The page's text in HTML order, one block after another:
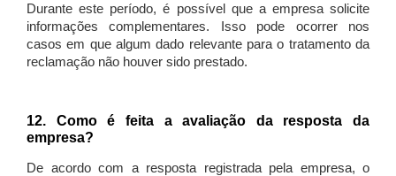
Durante este período, é possível que a empresa solicite
informações complementares. Isso pode ocorrer nos
casos em que algum dado relevante para o tratamento da
reclamação não houver sido prestado.
12. Como é feita a avaliação da resposta da
empresa?
De acordo com a resposta registrada pela empresa, o